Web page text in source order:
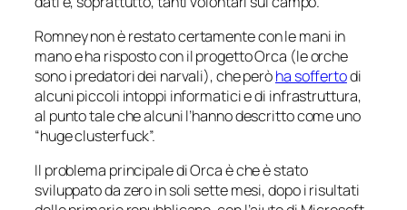
Romney non è restato certamente con le mani in
mano e ha risposto con il progetto Orca (le orche
sono i predatori dei narvali), che peròha soffertodi
alcuni piccoli intoppi informatici e di infrastruttura,
al punto tale che alcuni l’hanno descritto come uno
“huge clusterfuck”.
Il problema principale di Orca è che è stato
sviluppato da zero in soli sette mesi, dopo i risultati